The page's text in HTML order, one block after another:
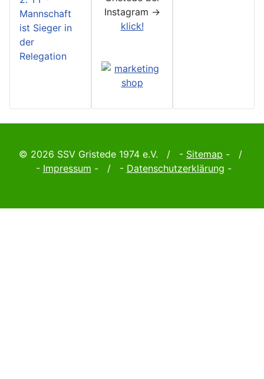
Mannschaft
ist Sieger in
der
Relegation
Instagram ->
klick!
© 2026 SSV Gristede 1974 e.V. / - Sitemap - /
- Impressum - / - Datenschutzerklärung -